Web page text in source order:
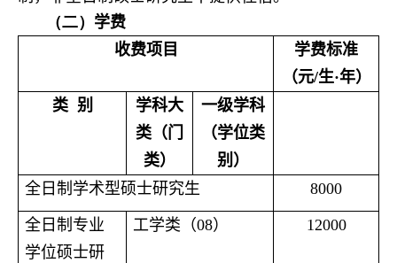
（二） 学费
收费项目
学费标准
（元/生·年）
类 别
学科大
类（门
类）
一级学科
（学位类
别 ）
全日制学术型硕士研究生
8000
全日制专业
学位硕士研
工学类（08） 12000